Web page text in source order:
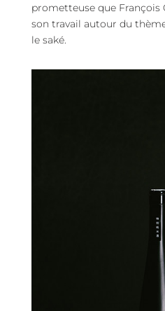
prometteuse que François
son travail autour du
le saké.